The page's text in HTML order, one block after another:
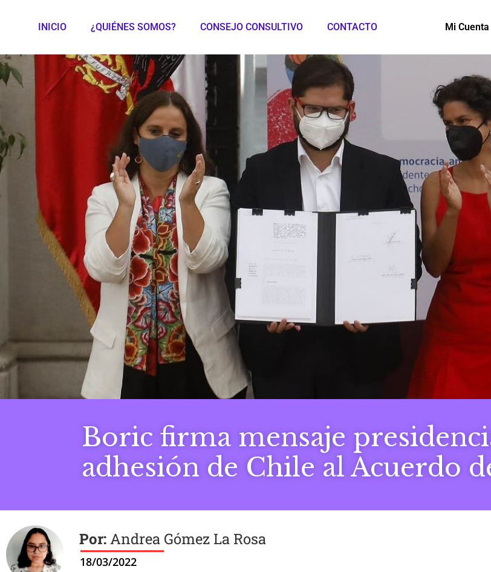
INICIO ¿QUIÉNES SOMOS? CONSEJO CONSULTIVO CONTACTO Mi Cuenta
Boric firma mensaje
adhesión de Chile al Acuerdo
Andrea Gómez La Rosa
18/03/2022